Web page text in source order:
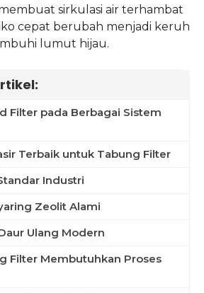
sirkulasi air terhambat
cepat berubah menjadi keruh
lumut hijau.
Filter pada Berbagai Sistem
Terbaik untuk Tabung Filter
Industri
Zeolit Alami
Ulang Modern
Filter Membutuhkan Proses